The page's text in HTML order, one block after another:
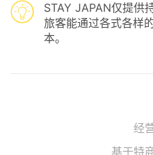
STAY JAPAN仅提供
旅客能通过各式各样
本。
经
基于特